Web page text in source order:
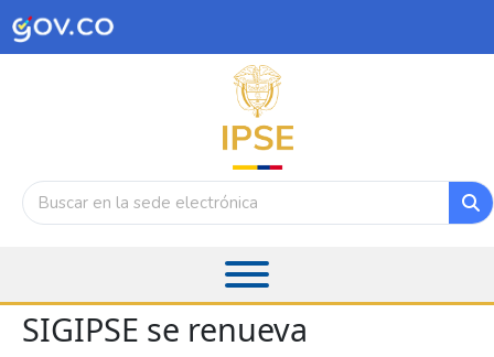
SIGIPSE se renueva